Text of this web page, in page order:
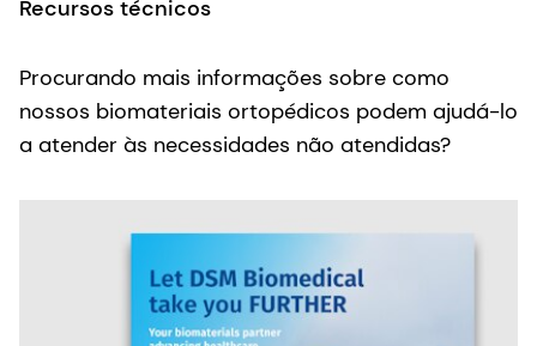
Recursos técnicos
Procurando mais informações sobre como
nossos biomateriais ortopédicos podem ajudá-lo
a atender às necessidades não atendidas?